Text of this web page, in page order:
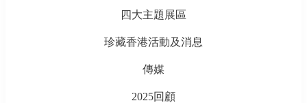
四大主題展區
珍藏香港活動及消息
傳媒
2025回顧